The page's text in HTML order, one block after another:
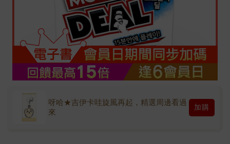
呀哈★吉伊卡哇旋風再起，精選周邊看過
來
加購